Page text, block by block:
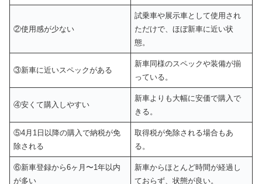
②使用感が少ない
試乗車や展示車として使用され
ただけで、ほぼ新車に近い状
態。
③新車に近いスペックがある
新車同様のスペックや装備が揃
っている。
④安くて購入しやすい
新車よりも大幅に安価で購入で
きる。
⑤4月1日以降の購入で納税が免
除される
取得税が免除される場合もあ
る。
⑥新車登録から6ヶ月〜1年以内
が多い
新車からほとんど時間が経過し
ておらず、状態が良い。